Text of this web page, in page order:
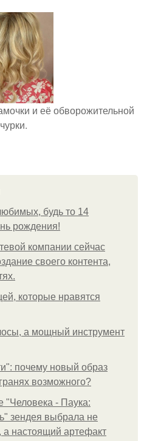
и её обворожительной
будь то 14
рождения!
компании сейчас
своего контента,
которые нравятся
а мощный инструмент
почему новый образ
возможного?
"Человека - Паука:
зендея выбрала не
а настоящий артефакт